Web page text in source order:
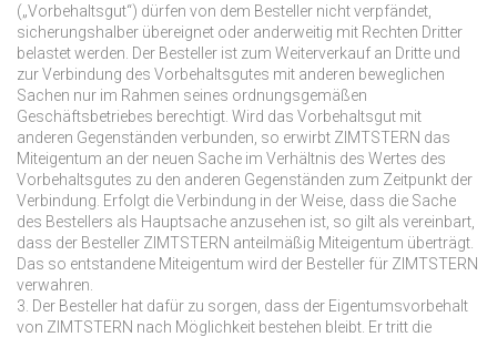
(„Vorbehaltsgut“) dürfen von dem Besteller nicht verpfändet,
sicherungshalber übereignet oder anderweitig mit Rechten Dritter
belastet werden. Der Besteller ist zum Weiterverkauf an Dritte und
zur Verbindung des Vorbehaltsgutes mit anderen beweglichen
Sachen nur im Rahmen seines ordnungsgemäßen
Geschäftsbetriebes berechtigt. Wird das Vorbehaltsgut mit
anderen Gegenständen verbunden, so erwirbt ZIMTSTERN das
Miteigentum an der neuen Sache im Verhältnis des Wertes des
Vorbehaltsgutes zu den anderen Gegenständen zum Zeitpunkt der
Verbindung. Erfolgt die Verbindung in der Weise, dass die Sache
des Bestellers als Hauptsache anzusehen ist, so gilt als vereinbart,
dass der Besteller ZIMTSTERN anteilmäßig Miteigentum überträgt.
Das so entstandene Miteigentum wird der Besteller für ZIMTSTERN
verwahren.
3. Der Besteller hat dafür zu sorgen, dass der Eigentumsvorbehalt
von ZIMTSTERN nach Möglichkeit bestehen bleibt. Er tritt die